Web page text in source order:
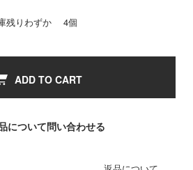
残りわずか 4個
ADD TO CART
について問い合わせる